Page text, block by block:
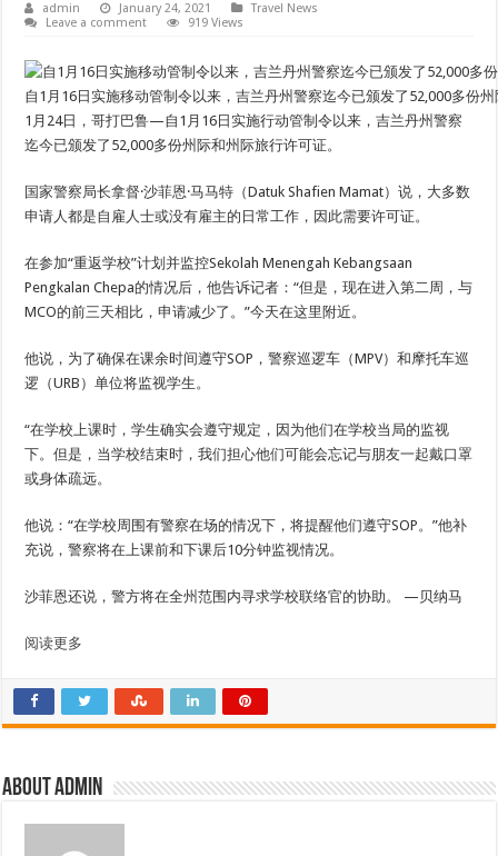
admin January 24, 2021
Travel News
Leave a comment
919 Views
自1月16日实施移动管制令以来，吉兰丹州警察迄今已颁发了52,000多份
1月24日，哥打巴鲁—自1月16日实施行动管制令以来，吉兰丹州警察
迄今已颁发了52,000多份州际和州际旅行许可证。
国家警察局长拿督·沙菲恩·马马特（Datuk Shafien Mamat）说，大多数
申请人都是自雇人士或没有雇主的日常工作，因此需要许可证。
在参加“重返学校”计划并监控Sekolah Menengah Kebangsaan
Pengkalan Chepa的情况后，他告诉记者：“但是，现在进入第二周，与
MCO的前三天相比，申请减少了。”今天在这里附近。
他说，为了确保在课余时间遵守SOP，警察巡逻车（MPV）和摩托车巡
逻（URB）单位将监视学生。
“在学校上课时，学生确实会遵守规定，因为他们在学校当局的监视
下。但是，当学校结束时，我们担心他们可能会忘记与朋友一起戴口罩
或身体疏远。
他说：“在学校周围有警察在场的情况下，将提醒他们遵守SOP。”他补
充说，警察将在上课前和下课后10分钟监视情况。
沙菲恩还说，警方将在全州范围内寻求学校联络官的协助。 —贝纳马
阅读更多
About admin